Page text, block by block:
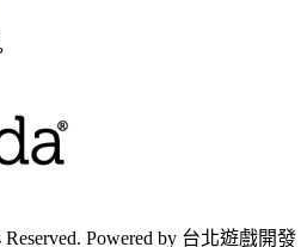
Powered by 台北遊戲開發